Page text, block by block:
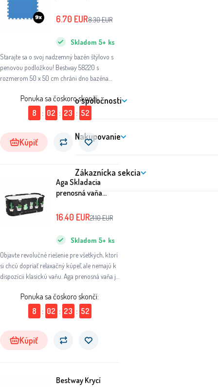
50 cm 9 ks
Starajte sa o svoj nadzemný bazén štýlovo s
penovou podložkou! Bestway 58220 s
rozmerom 50 x 50 cm chráni dno bazéna
vetvičkami, kamienkami či rôznymi
nečistotami a výrazne tak znižuje jeho
opotrebovanie.
Skladom 5+ ks
6.70 EUR8.30EUR
Ponuka sa čoskoro skončí:
8
: 02 : 23 : 51
Kúpiť
Aga Skladacia
prenosná vaňa
Čierna
Objavte revolučné riešenie pre všetkých, ktorí
si chcú dopriať relaxačný kúpeľ, ale nemajú k
dispozícii klasickú vaňu. Aga prenosná vaňa je
sprchový kút alebo ich vaňa je momentálne
mimo prevádzky.
Skladom 5+ ks
16.40 EUR21.10EUR
Ponuka sa čoskoro skončí:
8
: 02 : 23 : 51
Kúpiť
Bestway Krycí
o spoločnosti
Nakupovanie
Zákaznícka sekcia